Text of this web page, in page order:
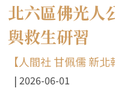
北六區佛光
與救生研習
【人間社 甘佩儒 新北
2026-06-01